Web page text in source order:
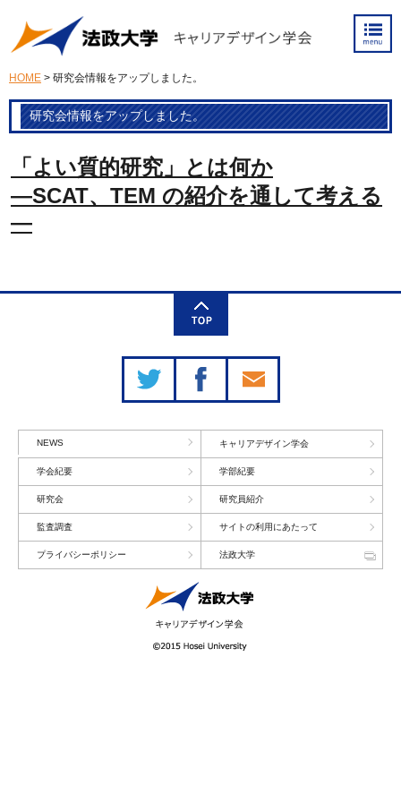
HOME > 研究会情報をアップしました。
研究会情報をアップしました。
「よい質的研究」とは何か
―SCAT、TEM の紹介を通して考える
―
NEWS キャリアデザイン学会
学会紀要 学部紀要
研究会 研究員紹介
監査調査 サイトの利用にあたって
プライバシーポリシー 法政大学